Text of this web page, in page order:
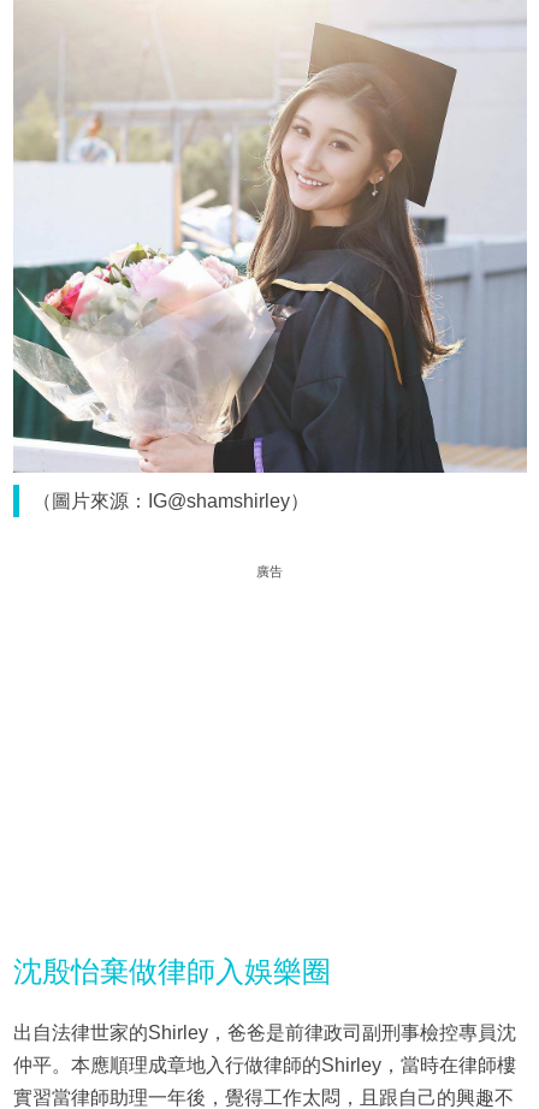
（圖片來源：IG@shamshirley）
廣告
沈殷怡棄做律師入娛樂圈
出自法律世家的Shirley，爸爸是前律政司副刑事檢控專員沈
仲平。本應順理成章地入行做律師的Shirley，當時在律師樓
實習當律師助理一年後，覺得工作太悶，且跟自己的興趣不